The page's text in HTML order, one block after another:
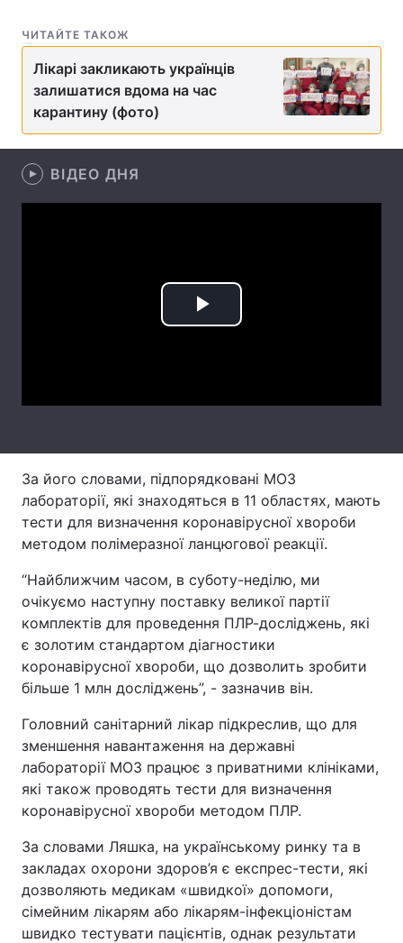
Цікавинки Погода
Екологія Регіони
Лонгріди
Тема оформлення
ЧИТАЙТЕ ТАКОЖ
Лікарі закликають українців
залишатися вдома на час
карантину (фото)
ВІДЕО ДНЯ
Play
За його словами, підпорядковані МОЗ
лабораторії, які знаходяться в 11 областях, мають
тести для визначення коронавірусної хвороби
методом полімеразної ланцюгової реакції.
“Найближчим часом, в суботу-неділю, ми
очікуємо наступну поставку великої партії
комплектів для проведення ПЛР-досліджень, які
є золотим стандартом діагностики
коронавірусної хвороби, що дозволить зробити
більше 1 млн досліджень”, - зазначив він.
Головний санітарний лікар підкреслив, що для
зменшення навантаження на державні
лабораторії МОЗ працює з приватними клініками,
які також проводять тести для визначення
коронавірусної хвороби методом ПЛР.
За словами Ляшка, на українському ринку та в
закладах охорони здоров’я є експрес-тести, які
дозволяють медикам «швидкої» допомоги,
сімейним лікарям або лікарям-інфекціоністам
швидко тестувати пацієнтів, однак результати